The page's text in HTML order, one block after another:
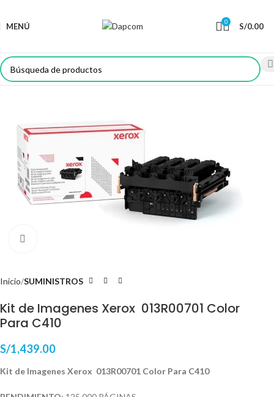
MENÚ 0 S/0.00
Inicio SUMINISTROS
Kit de Imagenes Xerox 013R00701 Color
Para C410
S/1,439.00
Kit de Imagenes Xerox 013R00701 Color Para C410